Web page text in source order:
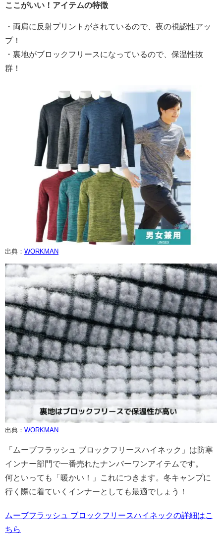
ここがいい！アイテムの特徴
・両肩に反射プリントがされているので、夜の視認性アッ
プ！
・裏地がブロックフリースになっているので、保温性抜
群！
出典： WORKMAN
出典： WORKMAN
「ムーブフラッシュ ブロックフリースハイネック」は防寒
インナー部門で一番売れたナンバーワンアイテムです。
何といっても「暖かい！」これにつきます。冬キャンプに
行く際に着ていくインナーとしても最適でしょう！
ムーブフラッシュ ブロックフリースハイネックの詳細はこ
ちら